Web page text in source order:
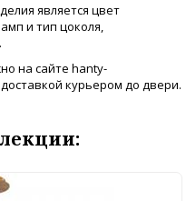
является цвет
и тип цоколя,
на сайте hanty-
курьером до двери.